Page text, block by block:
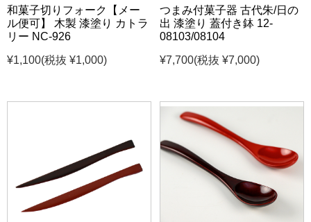
和菓子切りフォーク【メー
ル便可】 木製 漆塗り カトラ
リー NC-926
¥1,100(税抜 ¥1,000)
つまみ付菓子器 古代朱/日の
出 漆塗り 蓋付き鉢 12-
08103/08104
¥7,700(税抜 ¥7,000)